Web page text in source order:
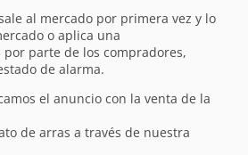
al mercado por primera vez y lo
o aplica una
parte de los compradores,
de alarma.
el anuncio con la venta de la
de arras a través de nuestra